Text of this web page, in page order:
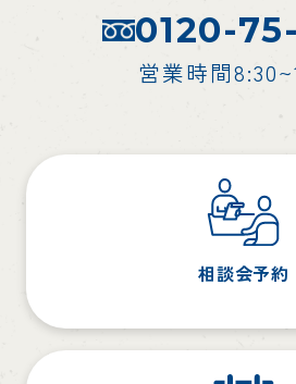
0120-
営業時間
相談会予約